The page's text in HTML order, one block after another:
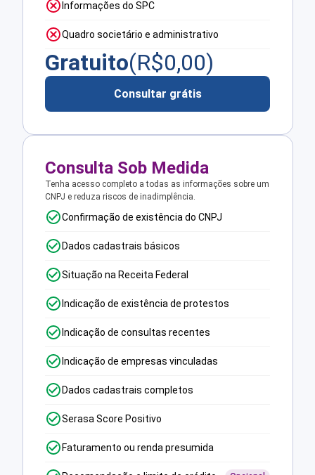
Informações do SPC
Quadro societário e administrativo
Gratuito(R$0,00)
Consultar grátis
Consulta Sob Medida
Tenha acesso completo a todas as informações sobre um
CNPJ e reduza riscos de inadimplência.
Confirmação de existência do CNPJ
Dados cadastrais básicos
Situação na Receita Federal
Indicação de existência de protestos
Indicação de consultas recentes
Indicação de empresas vinculadas
Dados cadastrais completos
Serasa Score Positivo
Faturamento ou renda presumida